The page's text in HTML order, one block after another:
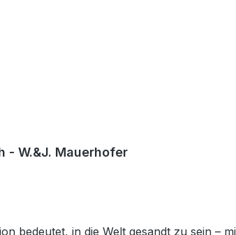
- W.&J. Mauerhofer